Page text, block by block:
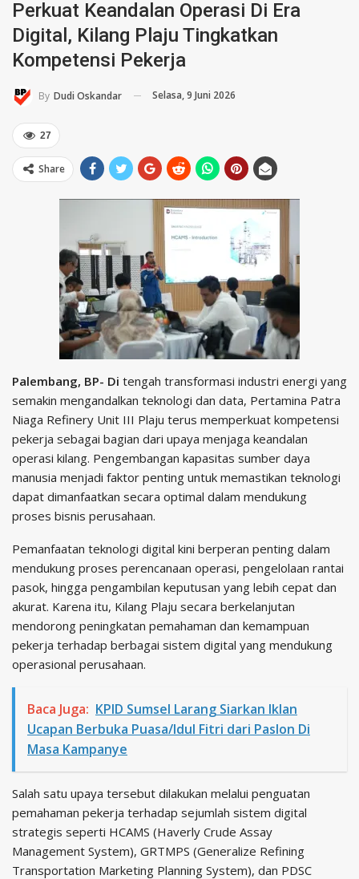
Perkuat Keandalan Operasi Di Era
Digital, Kilang Plaju Tingkatkan
Kompetensi Pekerja
By Dudi Oskandar Selasa, 9 Juni 2026
27
Share
Palembang, BP- Di tengah transformasi industri energi yang
semakin mengandalkan teknologi dan data, Pertamina Patra
Niaga Refinery Unit III Plaju terus memperkuat kompetensi
pekerja sebagai bagian dari upaya menjaga keandalan
operasi kilang. Pengembangan kapasitas sumber daya
manusia menjadi faktor penting untuk memastikan teknologi
dapat dimanfaatkan secara optimal dalam mendukung
proses bisnis perusahaan.
Pemanfaatan teknologi digital kini berperan penting dalam
mendukung proses perencanaan operasi, pengelolaan rantai
pasok, hingga pengambilan keputusan yang lebih cepat dan
akurat. Karena itu, Kilang Plaju secara berkelanjutan
mendorong peningkatan pemahaman dan kemampuan
pekerja terhadap berbagai sistem digital yang mendukung
operasional perusahaan.
Baca Juga: KPID Sumsel Larang Siarkan Iklan
Ucapan Berbuka Puasa/Idul Fitri dari Paslon Di
Masa Kampanye
Salah satu upaya tersebut dilakukan melalui penguatan
pemahaman pekerja terhadap sejumlah sistem digital
strategis seperti HCAMS (Haverly Crude Assay
Management System), GRTMPS (Generalize Refining
Transportation Marketing Planning System), dan PDSC